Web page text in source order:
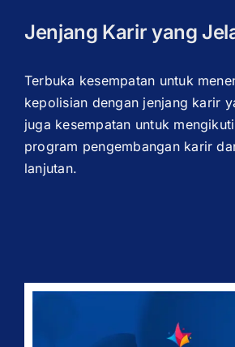
Jenjang Karir yang
Terbuka kesempatan untuk
kepolisian dengan jenjang karir
juga kesempatan untuk
program pengembangan karir
lanjutan.